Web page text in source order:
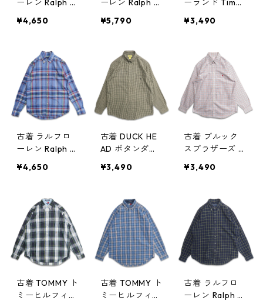
ーレン Ralph L
ウンシャツ 長
ック 表記：17 3
4/35 gd4091
67n w60421
¥4,650
ーレン Ralph L
ウンシャツ 長
ガムチェック
ネイビー 表
記：M gd409
154n w60420
¥5,790
ーランド Timbe
ウンシャツ 長
ック 表記：L
gd409127n w6
0417
¥3,490
古着 ラルフロ
ーレン Ralph L
ウンシャツ 長
ック 表記：S
gd409090n w
60414
¥4,650
古着 DUCK HE
AD ボタンダウ
シャツ チェッ
408981n w604
03
¥3,490
古着 ブルック
スブラザーズ B
ボタンダウンシ
ツ チェック 表
記：M gd408
971n w60402
¥3,490
古着 TOMMY ト
ミーヒルフィガ
古着 TOMMY ト
ミーヒルフィガ
古着 ラルフロ
ーレン Ralph L